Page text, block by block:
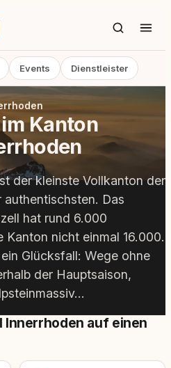
Events Dienstleister
Kanton
der kleinste Vollkanton der
Das
hat rund 6.000
Kanton nicht einmal 16.000.
Glücksfall: Wege ohne
der Hauptsaison,
Innerrhoden auf einen